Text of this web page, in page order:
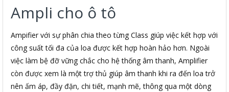
Ampli cho ô tô
Ampifier với sự phân chia theo từng Class giúp việc kết hợp với
công suất tối đa của loa được kết hợp hoàn hảo hơn. Ngoài
việc làm bệ đỡ vững chắc cho hệ thống âm thanh, Amplifier
còn được xem là một trợ thủ giúp âm thanh khi ra đến loa trở
nên ấm áp, đầy đặn, chi tiết, mạnh mẽ, thông qua một dòng